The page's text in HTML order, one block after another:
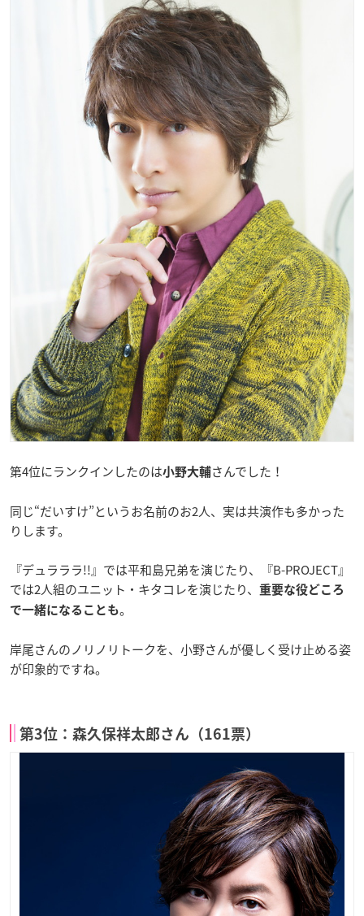
第4位にランクインしたのは小野大輔さんでした！
同じ“だいすけ”というお名前のお2人、実は共演作も多かった
りします。
『デュラララ!!』では平和島兄弟を演じたり、『B-PROJECT』
では2人組のユニット・キタコレを演じたり、
重要な役どころ
で一緒になることも。
岸尾さんのノリノリトークを、小野さんが優しく受け止める姿
が印象的ですね。
第3位：森久保祥太郎さん（161票）